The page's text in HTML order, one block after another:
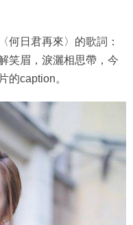
何日君再來〉的歌詞：
笑眉，淚灑相思帶，今
的caption。